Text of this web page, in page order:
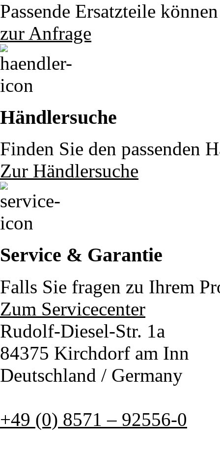
Passende Ersatzteile
zur Anfrage
Händlersuche
Finden Sie den passenden
Zur Händlersuche
Service & Garantie
Falls Sie fragen zu Ihrem
Zum Servicecenter
Rudolf-Diesel-Str. 1a
84375 Kirchdorf am Inn
Deutschland / Germany
+49 (0) 8571 – 92556-0